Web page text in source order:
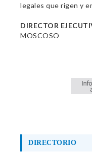
legales que rigen y
DIRECTOR
MOSCOSO
DIRECTORIO